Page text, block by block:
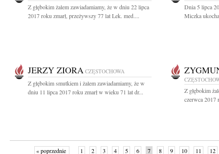
Z głębokim żalem zawiadamiamy, że w dniu 22 lipca
2017 roku zmarł, przeżywszy 77 lat Lek. med....
Dnia 5 lipca
Miczka
JERZY ZIORA CZĘSTOCHOWA
Z głębokim smutkiem i żalem zawiadamiamy, że w
dniu 11 lipca 2017 roku zmarł w wieku 71 lat dr...
Z głębokim
czerwca 2017
« poprzednie 1 2 3 4 5 6 7 8 9 10 11 12